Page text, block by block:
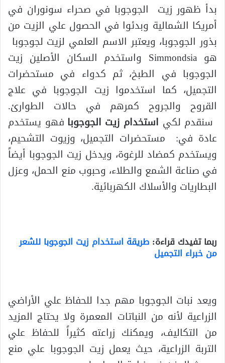
بدأ ظهور زيت الجوجوبا في صحراء سونوران في
أمريكا الشمالية وبدئوا في الحصول علي الزيت من
بذور الجوجوبا، ويعتبر الاسم العلمي لزيت لجوجوبا
هو Simmondsia واستخدم السكان الأصلين زيت
الجوجوبا في الطبخ، ثم كدواء في مستحضرات
التجميل، كما استخدموا زيت الجوجوبا في علاج
القروح والجروح كمرهم في حالات الطوارئ.
سنقدم لكي استخدام زيت الجوجوبا فهو يستخدم
عادة في: مستحضرات التجميل، وزيوت التشحيم،
ويستخدم كمضاد للرغوة، ويدخل زيت الجوجوبا أيضاً
في صناعة الشمع والطلاء، وحبوب منع الحمل، وعزل
البطاريات والأسلاك الكهربائية.
ربما تفيدك قراءة: طريقة استخدام زيت الجوجوبا للشعر
من خبراء التجميل
ويعد نبات الجوجوبا مهم جدا للحفاظ علي الأراضي
الزراعية لأنه من النباتات المعمرة ولا يحتاج المزيد
من التكاليف، ويمكنك زراعته كثيراً للحفاظ علي
التربة الزراعية، حيث يعمل زيت الجوجوبا علي منع